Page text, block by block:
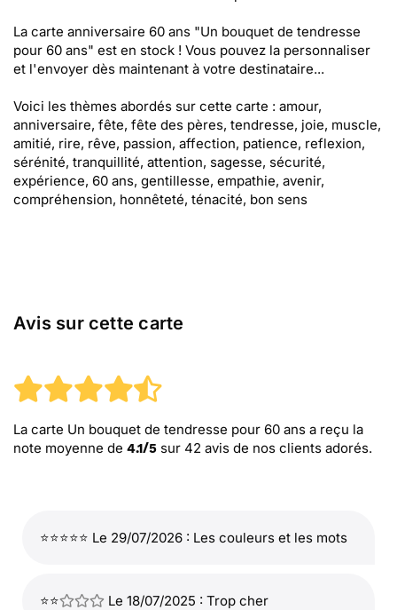
La carte anniversaire 60 ans "Un bouquet de tendresse
pour 60 ans" est en stock ! Vous pouvez la personnaliser
et l'envoyer dès maintenant à votre destinataire...
Voici les thèmes abordés sur cette carte : amour,
anniversaire, fête, fête des pères, tendresse, joie, muscle,
amitié, rire, rêve, passion, affection, patience, reflexion,
sérénité, tranquillité, attention, sagesse, sécurité,
expérience, 60 ans, gentillesse, empathie, avenir,
compréhension, honnêteté, ténacité, bon sens
Avis sur cette carte
La carte Un bouquet de tendresse pour 60 ans a reçu la
note moyenne de 4.1/5 sur 42 avis de nos clients adorés.
⭐⭐⭐⭐⭐ Le 29/07/2026 : Les couleurs et les mots
⭐⭐ Le 18/07/2025 : Trop cher